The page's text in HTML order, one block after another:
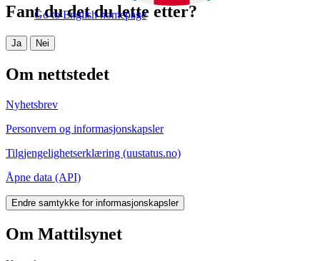
Go to English homepage
Fant du det du lette etter?
Ja Nei
Om nettstedet
Nyhetsbrev
Personvern og informasjonskapsler
Tilgjengelighetserklæring (uustatus.no)
Åpne data (API)
Endre samtykke for informasjonskapsler
Om Mattilsynet